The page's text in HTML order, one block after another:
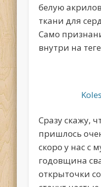
белую
ткани для
Само
внутри на
Сразу скажу,
пришлось
скоро у нас с
годовщина
открыточки